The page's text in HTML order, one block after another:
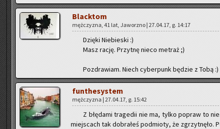
Black­tom
męż­czy­zna, 41 lat, Ja­worz­no | 27.04.17, g. 14:17
Dzię­ki Nie­bie­ski :)
Masz rację. Przy­tnę nieco me­traż ;)
Po­zdra­wiam. Niech cy­ber­punk bę­dzie z Tobą :)
fun­the­sys­tem
męż­czy­zna | 27.04.17, g. 15:42
Z błę­da­mi tra­ge­dii nie ma, tylko po­praw to
miej­scach tak do­bra­łeś pod­mio­ty, że zgrzyt­nę­ło.